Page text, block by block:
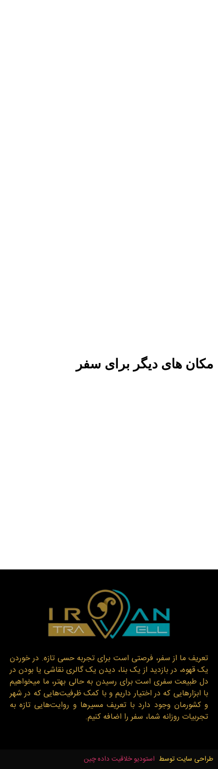
مکان های دیگر برای سفر
تعریف ما از سفر، فرصتی است برای تجربه حسی تازه. در خوردن
یک قهوه، در بازدید از یک بنا، دیدن یک گالری نقاشی یا بودن در
دل طبیعت سفری است برای رسیدن به حالی بهتر، ما میخواهیم
با ابزارهایی که در اختیار داریم و با کمک ظرفیت‌هایی که در شهر
و کشورمان وجود دارد با تعریف مسیرها و روایت‌هایی تازه به
تجربیات روزانه شما، سفر را اضافه کنیم.
طراحی سایت توسط استودیو خلاقیت داده چین